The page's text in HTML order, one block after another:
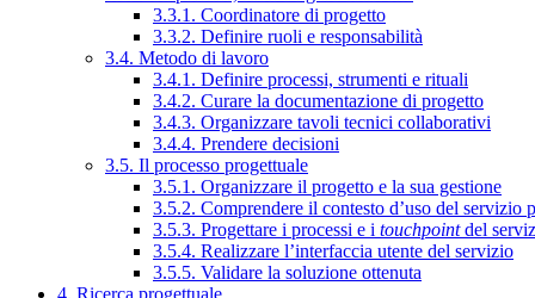
3.3.1. Coordinatore di progetto
3.3.2. Definire ruoli e responsabilità
3.4. Metodo di lavoro
3.4.1. Definire processi, strumenti e rituali
3.4.2. Curare la documentazione di progetto
3.4.3. Organizzare tavoli tecnici collaborativi
3.4.4. Prendere decisioni
3.5. Il processo progettuale
3.5.1. Organizzare il progetto e la sua gestione
3.5.2. Comprendere il contesto d’uso del servizio
3.5.3. Progettare i processi e i touchpointdel
3.5.4. Realizzare l’interfaccia utente del servizio
3.5.5. Validare la soluzione ottenuta
4. Ricerca progettuale